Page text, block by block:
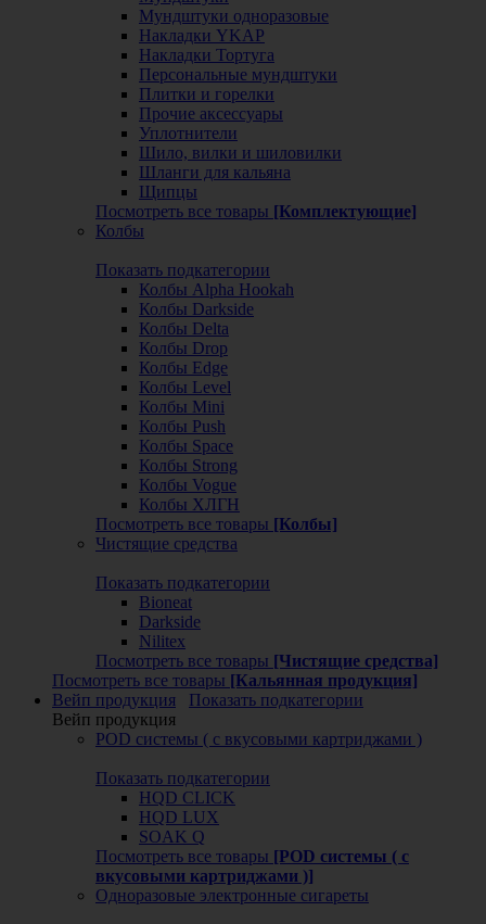
Мундштуки одноразовые
Накладки YKAP
Накладки Тортуга
Персональные мундштуки
Плитки и горелки
Прочие аксессуары
Уплотнители
Шило, вилки и шиловилки
Шланги для кальяна
Щипцы
Посмотреть все товары [Комплектующие]
Колбы
Показать подкатегории
Колбы Alpha Hookah
Колбы Darkside
Колбы Delta
Колбы Drop
Колбы Edge
Колбы Level
Колбы Mini
Колбы Push
Колбы Space
Колбы Strong
Колбы Vogue
Колбы ХЛГН
Посмотреть все товары [Колбы]
Чистящие средства
Показать подкатегории
Bioneat
Darkside
Nilitex
Посмотреть все товары [Чистящие средства]
Посмотреть все товары [Кальянная продукция]
Вейп продукция
Показать подкатегории
Вейп продукция
POD системы ( с вкусовыми картриджами )
Показать подкатегории
HQD CLICK
HQD LUX
SOAK Q
Посмотреть все товары [POD системы ( с
вкусовыми картриджами )]
Одноразовые электронные сигареты